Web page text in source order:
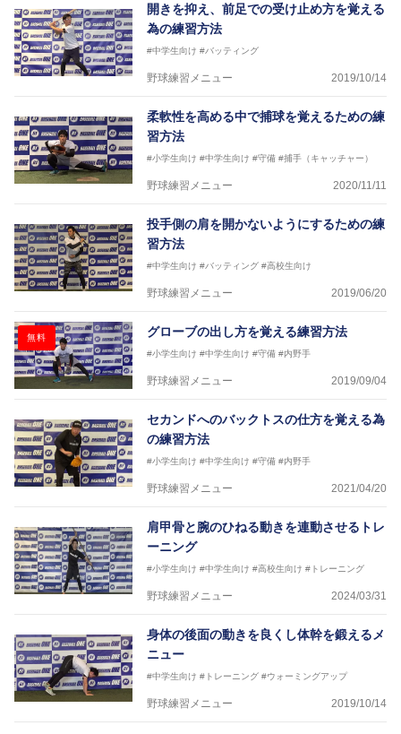
開きを抑え、前足での受け止め方を覚える
為の練習方法
#中学生向け #バッティング
野球練習メニュー 2019/10/14
柔軟性を高める中で捕球を覚えるための練
習方法
#小学生向け #中学生向け #守備 #捕手（キャッチャー）
野球練習メニュー 2020/11/11
投手側の肩を開かないようにするための練
習方法
#中学生向け #バッティング #高校生向け
野球練習メニュー 2019/06/20
無料 グローブの出し方を覚える練習方法
#小学生向け #中学生向け #守備 #内野手
野球練習メニュー 2019/09/04
セカンドへのバックトスの仕方を覚える為
の練習方法
#小学生向け #中学生向け #守備 #内野手
野球練習メニュー 2021/04/20
肩甲骨と腕のひねる動きを連動させるトレ
ーニング
#小学生向け #中学生向け #高校生向け #トレーニング
野球練習メニュー 2024/03/31
身体の後面の動きを良くし体幹を鍛えるメ
ニュー
#中学生向け #トレーニング #ウォーミングアップ
野球練習メニュー 2019/10/14